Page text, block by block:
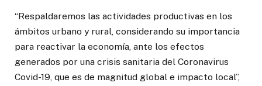
“Respaldaremos las actividades productivas en los
ámbitos urbano y rural, considerando su importancia
para reactivar la economía, ante los efectos
generados por una crisis sanitaria del Coronavirus
Covid-19, que es de magnitud global e impacto local”,